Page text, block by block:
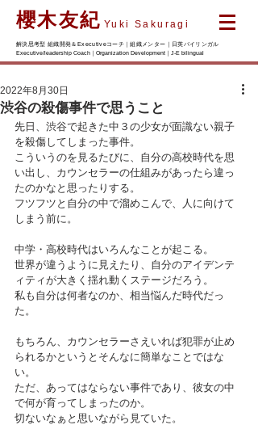
櫻木友紀 Yuki Sakuragi
解決思考型 組織開発＆Executiveコーチ｜組織メンター｜日英バイリンガル
Executive/leadership Coach｜Organization Development｜J-E bilingual
渋谷の殺傷事件で思うこと
2022年8月30日
先日、渋谷で起きた中３の少女が面識ない親子
を殺傷してしまった事件。
こういうのを見るたびに、自分の高校時代を思
い出し、カウンセラーの仕組みがあったら違っ
たのかなと思ったりする。
フツフツと自分の中で溜めこんで、人に向けて
しまう前に。
中学・高校時代はいろんなことが起こる。
世界が違うように見えたり、自分のアイデンテ
ィティが大きく揺れ動くステージだろう。
私も自分は何者なのか、相当悩んだ時代だっ
た。
もちろん、カウンセラーさえいれば犯罪が止め
られるかというとそんなに簡単なことではな
い。
ただ、あってはならない事件であり、彼女の中
で何が育ってしまったのか。
切ないなぁと思いながら見ていた。